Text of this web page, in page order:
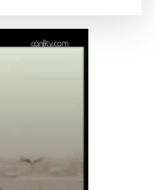
hesaplarda
yeni kapılar
5 dakikaya